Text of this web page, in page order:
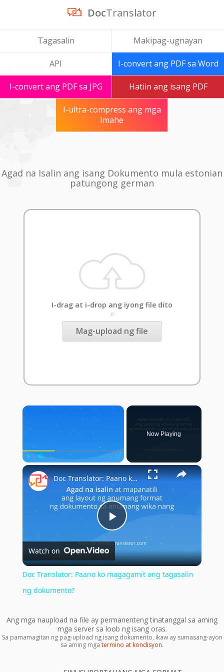
DocTranslator
Tagasalin Makipag-ugnayan
API I-convert ang PDF sa Word
I-convert ang PDF sa JPG Hatiin ang isang PDF
I-ultra-compress ang mga
Imahe
Agad na Isalin ang isang Dokumento mula estonian
patungong german
I-drag at i-drop ang iyong file dito
o
Mag-upload ng file
×
Play Unmute Fullscreen
Now Playing
×
Play
Video
Doc Translator: Paano ko magagamit ang tagasalin ng dokumento?
Watch on
Doc Translator: Paano ko magagamit ang tagasalin
ng dokumento?
Ang mga naupload na file ay permanenteng tinatanggal sa aming
mga server sa loob ng isang oras.
Sa pamamagitan ng pag-upload ng isang dokumento, ikaw ay sumasang-ayon
sa aming mga termino at kondisyon.